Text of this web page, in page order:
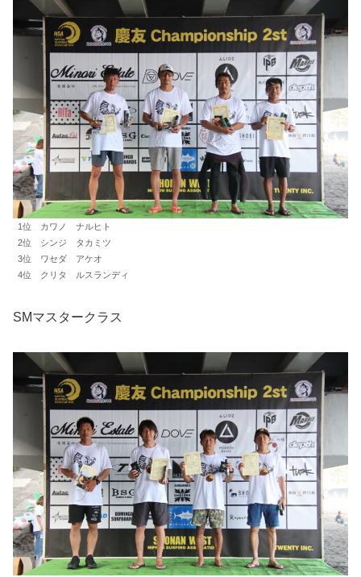
1位 カワノ ナルヒト
2位 シンジ タカミツ
3位 ワセダ アケオ
4位 クリタ ルスランディ
SMマスタークラス